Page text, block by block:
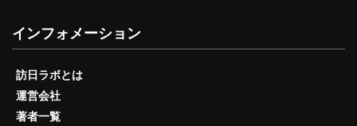
インフォメーション
訪日ラボとは
運営会社
著者一覧